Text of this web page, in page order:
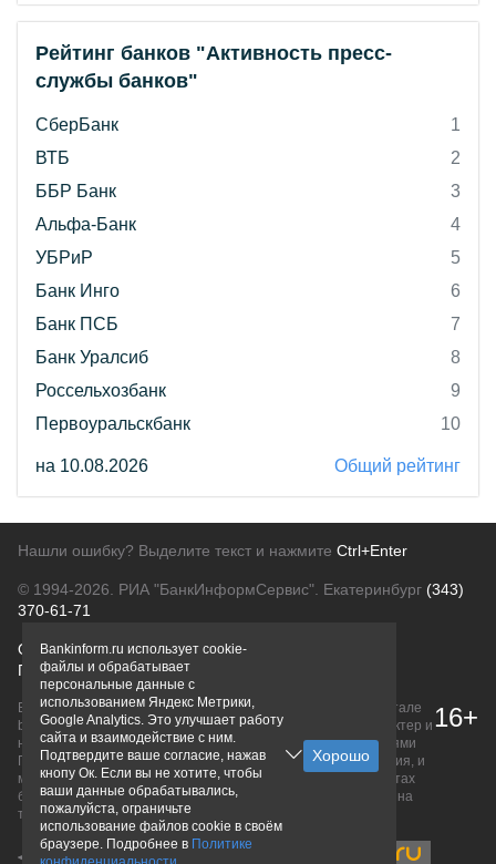
Рейтинг банков "Активность пресс-
службы банков"
СберБанк
1
ВТБ
2
ББР Банк
3
Альфа-Банк
4
УБРиР
5
Банк Инго
6
Банк ПСБ
7
Банк Уралсиб
8
Россельхозбанк
9
Первоуральскбанк
10
на 10.08.2026 Общий рейтинг
Нашли ошибку? Выделите текст и нажмите Ctrl+Enter
© 1994-2026. РИА "БанкИнформСервис". Екатеринбург (343)
370-61-71
О проектеПолитика конфиденциальности
Правовая информацияДля рекламодателей
Вся информация о продуктах банков, размещенная на портале
bankinform.ru, носит исключительно ознакомительный характер и
не является публичной офертой, определяемой положениями
ГК РФ. Информация не содержит точного и полного описания, и
может быть изменена. Конечные условия уточняйте на сайтах
банков или при личном обращении. Исключительное право на
товарные знаки принадлежит их правообладателям.
16+
Bankinform.ru использует cookie-
файлы и обрабатывает
персональные данные с
использованием Яндекс Метрики,
Google Analytics. Это улучшает работу
сайта и взаимодействие с ним.
Подтвердите ваше согласие, нажав
кнопу Ок. Если вы не хотите, чтобы
ваши данные обрабатывались,
пожалуйста, ограничьте
использование файлов cookie в своём
браузере. Подробнее в Политике